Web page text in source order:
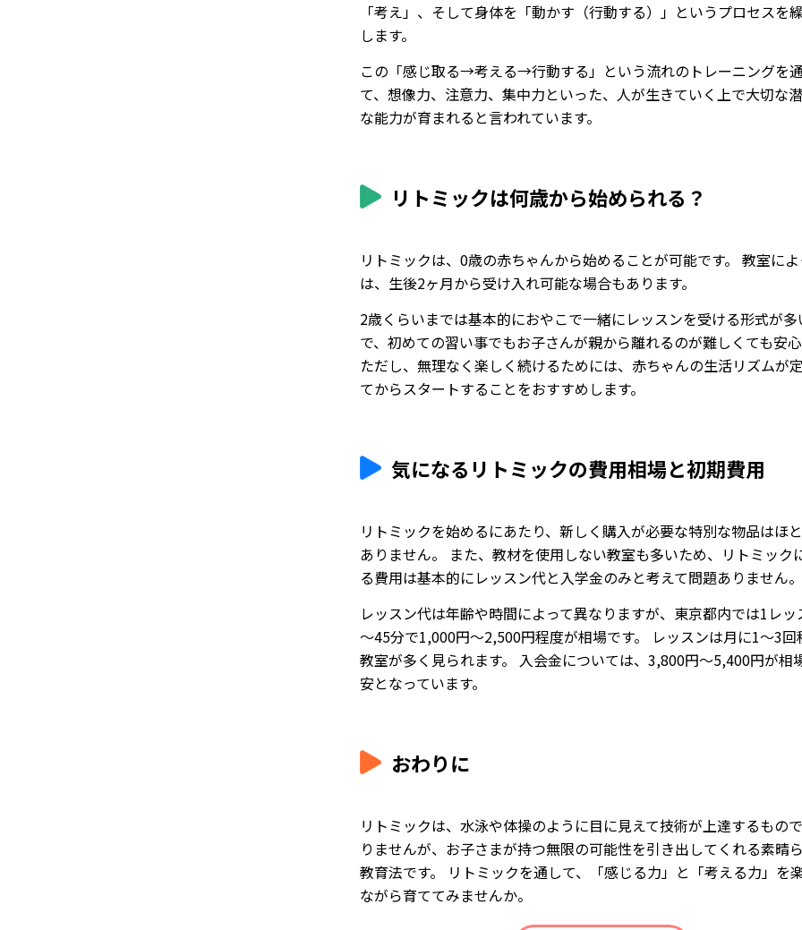
「考え」、そして身体を「動かす（行動する）」というプロセスを
します。
この「感じ取る→考える→行動する」という流れのトレーニングを
て、想像力、注意力、集中力といった、人が生きていく上で大切な
な能力が育まれると言われています。
リトミックは何歳から始められる？
リトミックは、0歳の赤ちゃんから始めることが可能です。 教室に
は、生後2ヶ月から受け入れ可能な場合もあります。
2歳くらいまでは基本的におやこで一緒にレッスンを受ける形式が多
で、初めての習い事でもお子さんが親から離れるのが難しくても安
ただし、無理なく楽しく続けるためには、赤ちゃんの生活リズムが
てからスタートすることをおすすめします。
気になるリトミックの費用相場と初期費用
リトミックを始めるにあたり、新しく購入が必要な特別な物品はほ
ありません。 また、教材を使用しない教室も多いため、リトミック
る費用は基本的にレッスン代と入学金のみと考えて問題ありません。
レッスン代は年齢や時間によって異なりますが、東京都内では1レッ
～45分で1,000円～2,500円程度が相場です。 レッスンは月に1～3回
教室が多く見られます。 入会金については、3,800円～5,400円が相
安となっています。
おわりに
リトミックは、水泳や体操のように目に見えて技術が上達するもの
りませんが、お子さまが持つ無限の可能性を引き出してくれる素晴
教育法です。 リトミックを通して、「感じる力」と「考える力」を
ながら育ててみませんか。